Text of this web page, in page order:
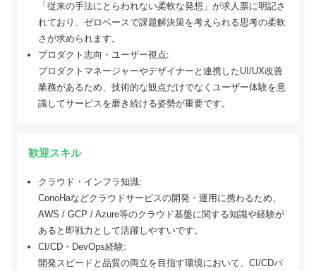
「従来の手法にとらわれない柔軟な発想」が求人票に明記さ
れており、ゼロベースで課題解決策を考えられる思考の柔軟
さが求められます。
プロダクト志向・ユーザー視点:
プロダクトマネージャーやデザイナーと連携したUI/UX改善
業務があるため、技術的な観点だけでなくユーザー体験を意
識してサービスを磨き続ける姿勢が重要です。
歓迎スキル
クラウド・インフラ知識:
ConoHaなどクラウドサービスの開発・運用に携わるため、
AWS / GCP / Azure等のクラウド基盤に関する知識や経験が
あると即戦力として活躍しやすいです。
CI/CD・DevOps経験:
開発スピードと品質の両立を目指す環境において、CI/CDパ